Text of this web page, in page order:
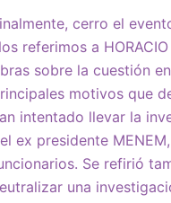
cerro el
referimos a
sobre la cuestión
motivos que
intentado llevar la
ex presidente
Se refirió
una